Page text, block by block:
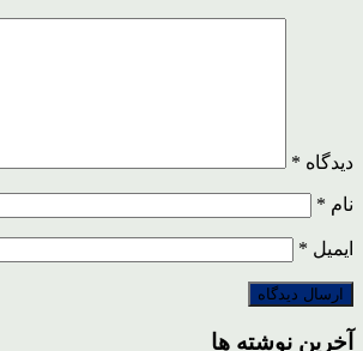
دیدگاه *
نام *
ایمیل *
آخرین نوشته ها